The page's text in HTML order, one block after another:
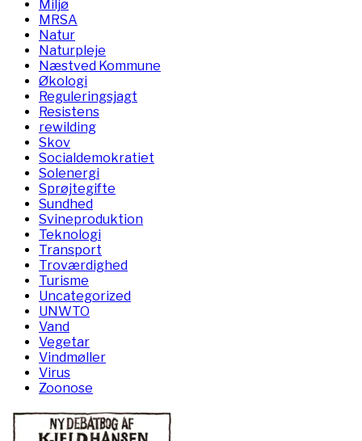
Miljø
MRSA
Natur
Naturpleje
Næstved Kommune
Økologi
Reguleringsjagt
Resistens
rewilding
Skov
Socialdemokratiet
Solenergi
Sprøjtegifte
Sundhed
Svineproduktion
Teknologi
Transport
Troværdighed
Turisme
Uncategorized
UNWTO
Vand
Vegetar
Vindmøller
Virus
Zoonose